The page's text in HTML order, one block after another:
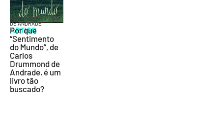
CARLOS DRUMMOND
DE ANDRADE
ARTIGO
Por que
“Sentimento
do Mundo”, de
Carlos
Drummond de
Andrade, é um
livro tão
buscado?